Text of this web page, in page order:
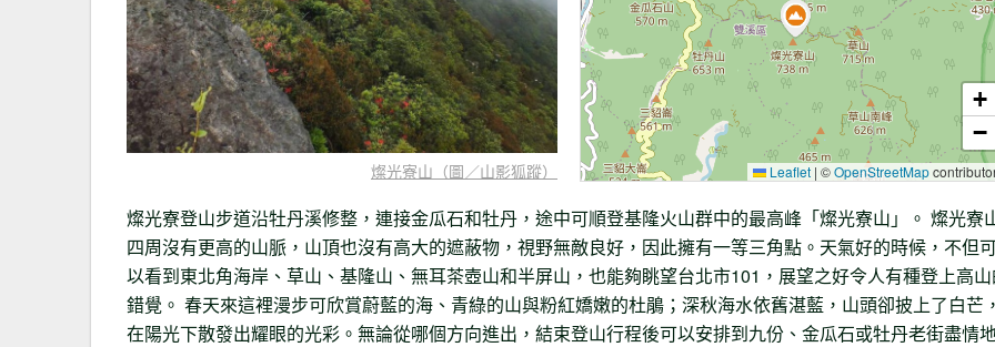
燦光寮山（圖／山影狐蹤）
+
−
Leaflet | ©OpenStreetMap
燦光寮登山步道沿牡丹溪修整，連接金瓜石和牡丹，途中可順登基隆火山群中的最高峰「燦光寮山」。 燦光寮
四周沒有更高的山脈，山頂也沒有高大的遮蔽物，視野無敵良好，因此擁有一等三角點。天氣好的時候，不但
以看到東北角海岸、草山、基隆山、無耳茶壺山和半屏山，也能夠眺望台北市101，展望之好令人有種登上高
錯覺。 春天來這裡漫步可欣賞蔚藍的海、青綠的山與粉紅嬌嫩的杜鵑；深秋海水依舊湛藍，山頭卻披上了白芒
在陽光下散發出耀眼的光彩。無論從哪個方向進出，結束登山行程後可以安排到九份、金瓜石或牡丹老街盡情